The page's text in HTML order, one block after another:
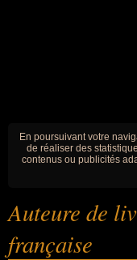
En poursuivant votre
de réaliser des
contenus ou publicités
Auteure de
française